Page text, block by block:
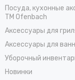
Посуда, кухонные
TM Ofenbach
Аксессуары для
Аксессуары для
Уборочный
Новинки